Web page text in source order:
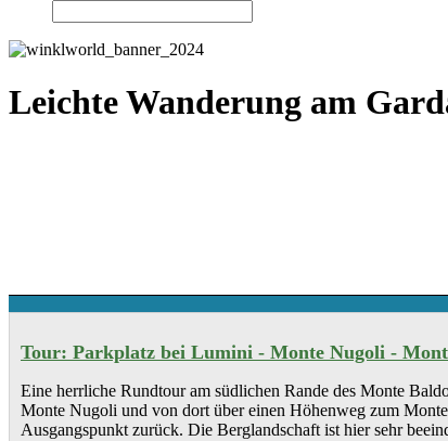
Leichte Wanderung am
Tour: Parkplatz bei Lumini - Monte Nugoli -
Eine herrliche Rundtour am südlichen Rande des Monte
Monte Nugoli und von dort über einen Höhenweg zum
Ausgangspunkt zurück. Die Berglandschaft ist hier sehr